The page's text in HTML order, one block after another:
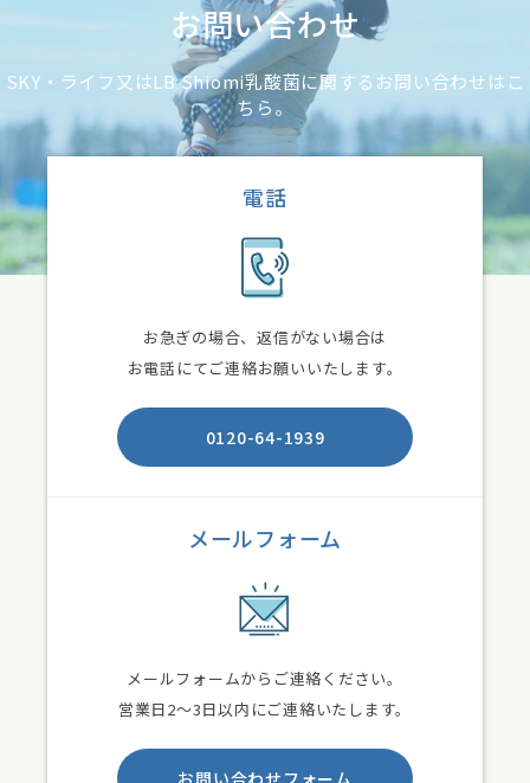
お問い合わせ
SKY・ライフ又はLB Shiomi乳酸菌に関するお問い合わせはこ
ちら。
電話
お急ぎの場合、返信がない場合は
お電話にてご連絡お願いいたします。
0120-64-1939
メールフォーム
メールフォームからご連絡ください。
営業日2〜3日以内にご連絡いたします。